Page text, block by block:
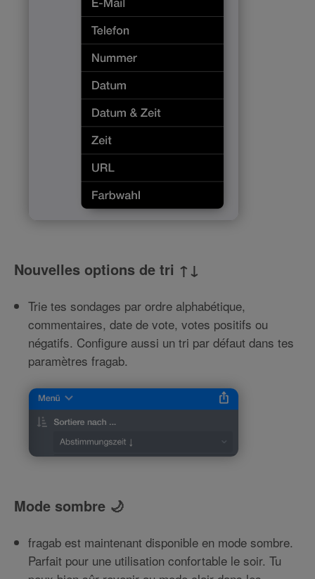
Nouvelles options de tri ↑↓
Trie tes sondages par ordre alphabétique,
commentaires, date de vote, votes positifs ou
négatifs. Configure aussi un tri par défaut dans tes
paramètres fragab.
Mode sombre 🌙
fragab est maintenant disponible en mode sombre.
Parfait pour une utilisation confortable le soir. Tu